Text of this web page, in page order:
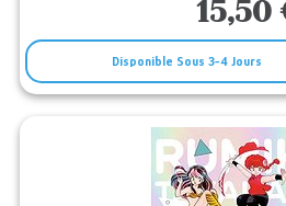
15,50
Disponible Sous 3-4 Jours